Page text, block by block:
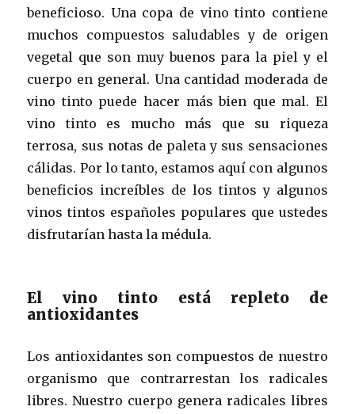
beneficioso. Una copa de vino tinto contiene
muchos compuestos saludables y de origen
vegetal que son muy buenos para la piel y el
cuerpo en general. Una cantidad moderada de
vino tinto puede hacer más bien que mal. El
vino tinto es mucho más que su riqueza
terrosa, sus notas de paleta y sus sensaciones
cálidas. Por lo tanto, estamos aquí con algunos
beneficios increíbles de los tintos y algunos
vinos tintos españoles populares que ustedes
disfrutarían hasta la médula.
El vino tinto está repleto de
antioxidantes
Los antioxidantes son compuestos de nuestro
organismo que contrarrestan los radicales
libres. Nuestro cuerpo genera radicales libres